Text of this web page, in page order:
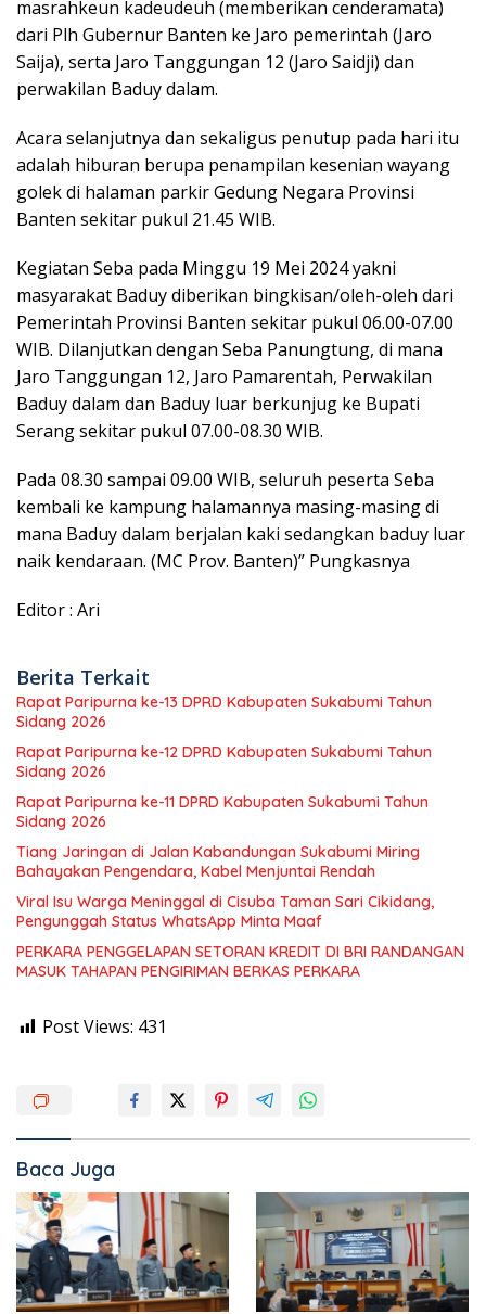
masrahkeun kadeudeuh (memberikan cenderamata)
dari Plh Gubernur Banten ke Jaro pemerintah (Jaro
Saija), serta Jaro Tanggungan 12 (Jaro Saidji) dan
perwakilan Baduy dalam.
Acara selanjutnya dan sekaligus penutup pada hari itu
adalah hiburan berupa penampilan kesenian wayang
golek di halaman parkir Gedung Negara Provinsi
Banten sekitar pukul 21.45 WIB.
Kegiatan Seba pada Minggu 19 Mei 2024 yakni
masyarakat Baduy diberikan bingkisan/oleh-oleh dari
Pemerintah Provinsi Banten sekitar pukul 06.00-07.00
WIB. Dilanjutkan dengan Seba Panungtung, di mana
Jaro Tanggungan 12, Jaro Pamarentah, Perwakilan
Baduy dalam dan Baduy luar berkunjug ke Bupati
Serang sekitar pukul 07.00-08.30 WIB.
Pada 08.30 sampai 09.00 WIB, seluruh peserta Seba
kembali ke kampung halamannya masing-masing di
mana Baduy dalam berjalan kaki sedangkan baduy luar
naik kendaraan. (MC Prov. Banten)” Pungkasnya
Editor : Ari
Berita Terkait
Rapat Paripurna ke-13 DPRD Kabupaten Sukabumi Tahun
Sidang 2026
Rapat Paripurna ke-12 DPRD Kabupaten Sukabumi Tahun
Sidang 2026
Rapat Paripurna ke-11 DPRD Kabupaten Sukabumi Tahun
Sidang 2026
Tiang Jaringan di Jalan Kabandungan Sukabumi Miring
Bahayakan Pengendara, Kabel Menjuntai Rendah
Viral Isu Warga Meninggal di Cisuba Taman Sari Cikidang,
Pengunggah Status WhatsApp Minta Maaf
PERKARA PENGGELAPAN SETORAN KREDIT DI BRI RANDANGAN
MASUK TAHAPAN PENGIRIMAN BERKAS PERKARA
Post Views: 431
Baca Juga